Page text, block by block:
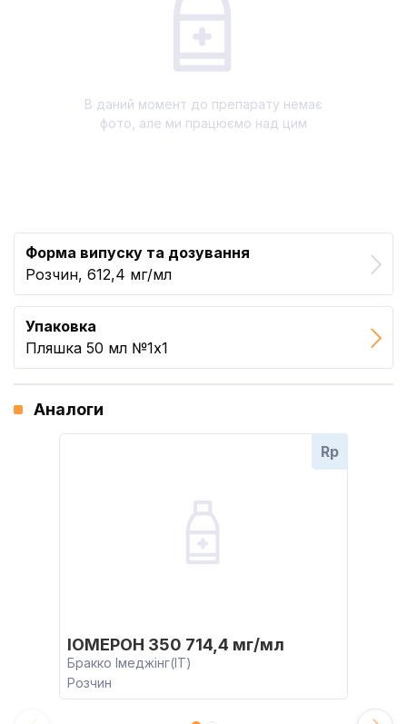
В даний момент до препарату немає
фото, але ми працюємо над цим
Форма випуску та дозування
Розчин, 612,4 мг/мл
Упаковка
Пляшка 50 мл №1x1
Аналоги
Rp
ІОМЕРОН 350 714,4 мг/мл
Бракко Імеджінг(IT)
Розчин